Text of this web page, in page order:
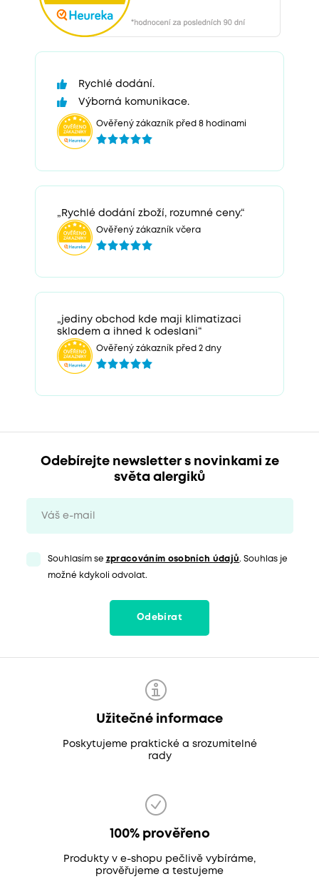
Rychlé dodání.
Výborná komunikace.
Ověřený zákazník před 8 hodinami
„Rychlé dodání zboží, rozumné ceny.“
Ověřený zákazník včera
„jediny obchod kde maji klimatizaci
skladem a ihned k odeslani“
Ověřený zákazník před 2 dny
Odebírejte newsletter s novinkami ze
světa alergiků
Souhlasím se zpracováním osobních údajů. Souhlas je
možné kdykoli odvolat.
Odebírat
Užitečné informace
Poskytujeme praktické a srozumitelné
rady
100% prověřeno
Produkty v e-shopu pečlivě vybíráme,
prověřujeme a testujeme